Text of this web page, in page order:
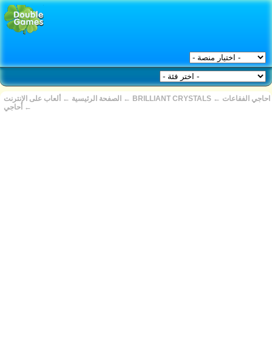
الصفحة الرئيسية ← ألعاب على الإنترنت ← BRILLIANT CRYSTALS ← احاجي الفقاعات
← أحاجي